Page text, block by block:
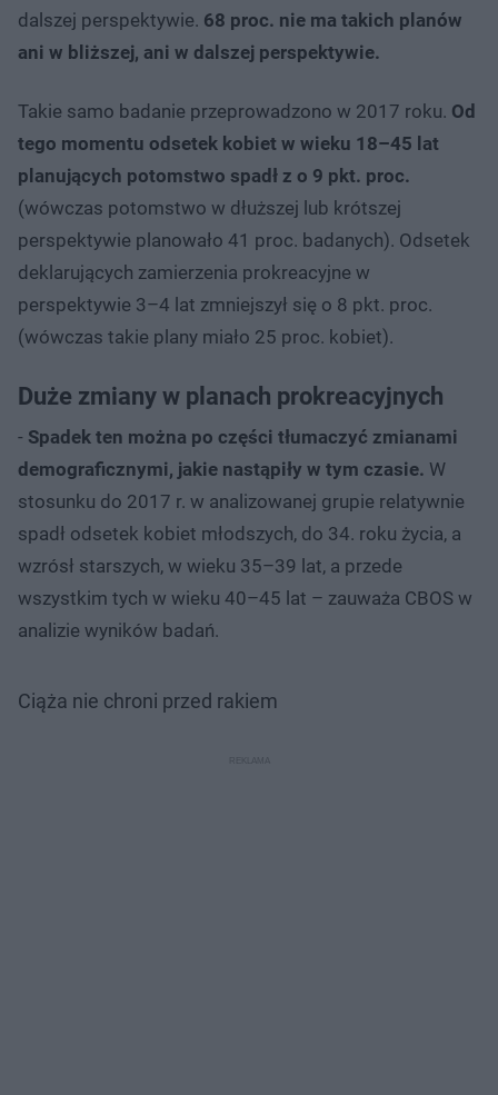
dalszej perspektywie. 68 proc. nie ma takich planów
ani w bliższej, ani w dalszej perspektywie.
Takie samo badanie przeprowadzono w 2017 roku. Od
tego momentu odsetek kobiet w wieku 18–45 lat
planujących potomstwo spadł z o 9 pkt. proc.
(wówczas potomstwo w dłuższej lub krótszej
perspektywie planowało 41 proc. badanych). Odsetek
deklarujących zamierzenia prokreacyjne w
perspektywie 3–4 lat zmniejszył się o 8 pkt. proc.
(wówczas takie plany miało 25 proc. kobiet).
Duże zmiany w planach prokreacyjnych
- Spadek ten można po części tłumaczyć zmianami
demograficznymi, jakie nastąpiły w tym czasie. W
stosunku do 2017 r. w analizowanej grupie relatywnie
spadł odsetek kobiet młodszych, do 34. roku życia, a
wzrósł starszych, w wieku 35–39 lat, a przede
wszystkim tych w wieku 40–45 lat – zauważa CBOS w
analizie wyników badań.
Ciąża nie chroni przed rakiem